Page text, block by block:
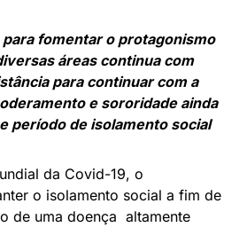
para fomentar o protagonismo
áreas continua com
para continuar com a
e sororidade ainda
período de isolamento social
da Covid-19, o
o isolamento social a fim de
de uma doença altamente